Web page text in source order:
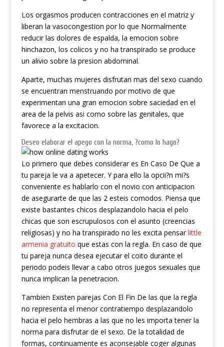
Los orgasmos producen contracciones en el matriz y
liberan la vasocongestion por lo que Normalmente
reducir las dolores de espalda, la emocion sobre
hinchazon, los colicos y no ha transpirado se produce
un alivio sobre la presion abdominal.
Aparte, muchas mujeres disfrutan mas del sexo cuando
se encuentran menstruando por motivo de que
experimentan una gran emocion sobre saciedad en el
area de la pelvis asi como sobre las genitales, que
favorece a la excitacion.
Deseo elaborar el apego con la norma, ?como lo hago?
Lo primero que debes considerar es En Caso De Que a
tu pareja le va a apetecer. Y para ello la opcii?n mi?s
conveniente es hablarlo con el novio con anticipacion
de asegurarte de que las 2 esteis comodos. Piensa que
existe bastantes chicos desplazandolo hacia el pelo
chicas que son escrupulosos con el asunto (creencias
religiosas) y no ha transpirado no les excita pensarlittle
armenia gratuito que estas con la regla. En caso de que
tu pareja nunca desea ejecutar el coito durante el
periodo podeis llevar a cabo otros juegos sexuales que
nunca implican la penetracion.
Tambien Existen parejas Con El Fin De las que la regla
no representa el menor contratiempo desplazandolo
hacia el pelo hembras a las que no les importa tener la
norma para disfrutar de el sexo. De la totalidad de
formas, continuamente es aconsejable coger algunas